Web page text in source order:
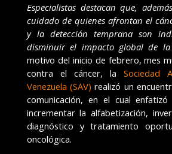
Especialistas destacan que,
cuidado de quienes afrontan el
y la detección temprana son
disminuir el impacto global de la
motivo del inicio de febrero, mes
contra el cáncer, laSociedad
Venezuela (SAV) realizó un
comunicación, en el cual
incrementar la alfabetización,
diagnóstico y tratamiento
oncológica.